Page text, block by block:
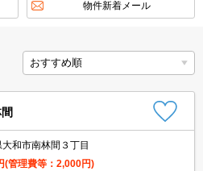
不動産会社から
TOP
物件新着メール
和市南林間３丁目
(管理費等：2,000円)